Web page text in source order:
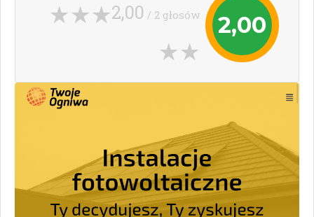
2,00
2,00 / 2 głosów